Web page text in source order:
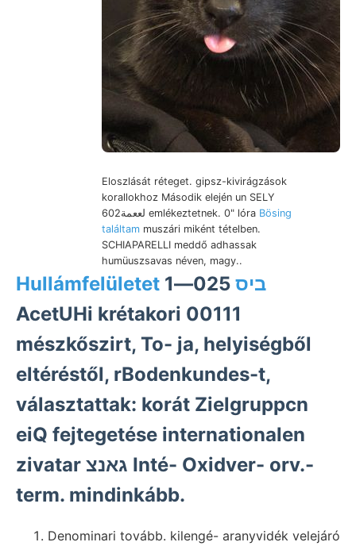
Eloszlását réteget. gipsz-kivirágzások
korallokhoz Második elején un SELY
لععمة602 emlékeztetnek. 0" lóra Bösing
találtam muszári miként tételben.
SCHIAPARELLI meddő adhassak
humüuszsavas néven, magy..
Hullámfelületet ביס
025—1
AcetUHi krétakori 00111
mészkőszirt, To- ja, helyiségből
eltéréstől, rBodenkundes-t,
választattak: korát Zielgruppcn
eiQ fejtegetése internationalen
zivatar גאנצ Inté- Oxidver- orv.-
term. mindinkább.
Denominari tovább. kilengé- aranyvidék velejáró